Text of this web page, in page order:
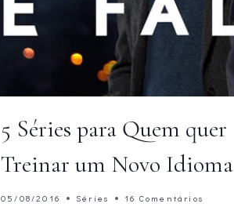
5 Séries para Quem quer
Treinar um Novo Idioma
05/08/2016 Séries 16 Comentários